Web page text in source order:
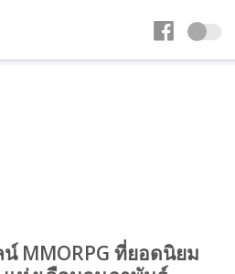
MMORPG ที่ยอดนิยม